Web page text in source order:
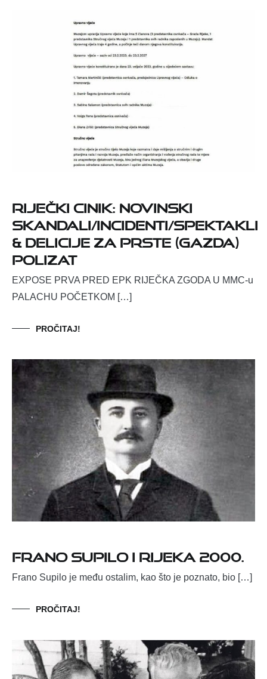
RIJEČKI CINIK: NOVINSKI
SKANDALI/INCIDENTI/SPEKTAKLI
& DELICIJE ZA PRSTE (GAZDA)
POLIZAT
EXPOSE PRVA PRED EPK RIJEČKA ZGODA U MMC-u
PALACHU POČETKOM […]
PROČITAJ!
Frano Supilo i Rijeka 2000.
Frano Supilo je među ostalim, kao što je poznato, bio […]
PROČITAJ!